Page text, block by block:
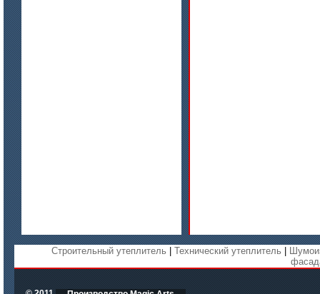
Строительный утеплитель |Технический утеплитель